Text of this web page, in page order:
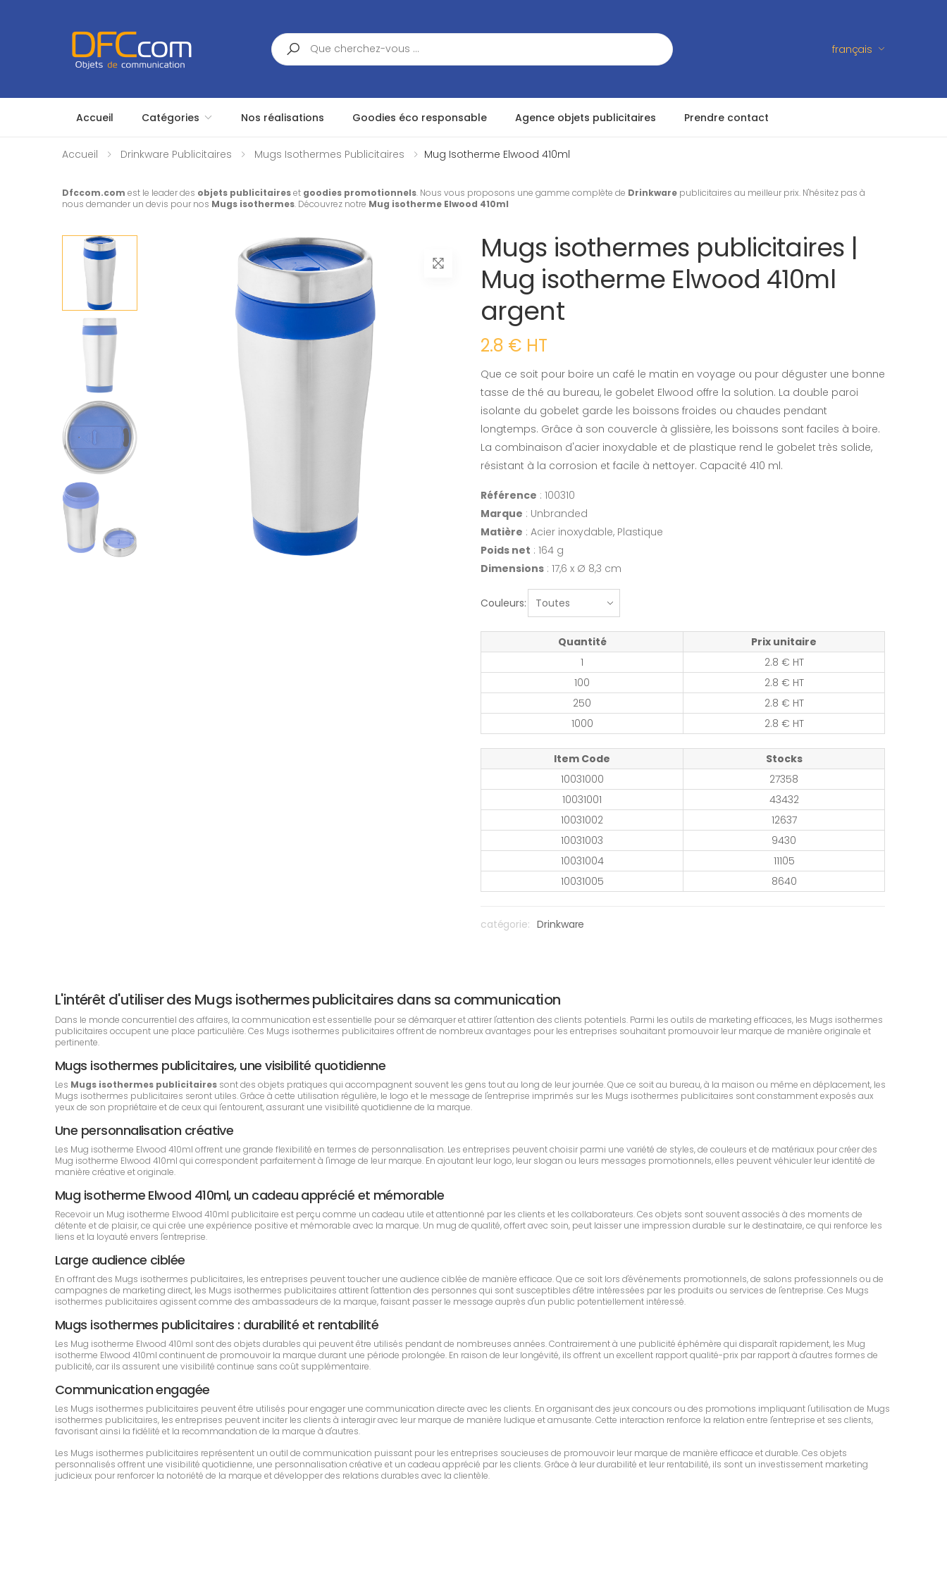
Search
français
Accueil Catégories Nos réalisations Goodies éco responsable Agence objets publicitaires Prendre contact
Accueil Drinkware Publicitaires Mugs Isothermes Publicitaires Mug Isotherme Elwood 410ml
Dfccom.com est le leader des objets publicitaireset goodies promotionnels. Nous vous proposons une gamme complète de Drinkware publicitaires au meilleur prix. N'hésitez pas à
nous demander un devis pour nos Mugs isothermes. Découvrez notre Mug isotherme Elwood 410ml
Mugs isothermes publicitaires |
Mug isotherme Elwood 410ml
argent
2.8 € HT
Que ce soit pour boire un café le matin en voyage ou pour déguster une bonne
tasse de thé au bureau, le gobelet Elwood offre la solution. La double paroi
isolante du gobelet garde les boissons froides ou chaudes pendant
longtemps. Grâce à son couvercle à glissière, les boissons sont faciles à boire.
La combinaison d'acier inoxydable et de plastique rend le gobelet très solide,
résistant à la corrosion et facile à nettoyer. Capacité 410 ml.
Référence : 100310
Marque : Unbranded
Matière : Acier inoxydable, Plastique
Poids net : 164 g
Dimensions : 17,6 x Ø 8,3 cm
Couleurs:
Quantité
Prix unitaire
1
2.8 € HT
100
2.8 € HT
250
2.8 € HT
1000
2.8 € HT
Item Code
Stocks
10031000
27358
10031001
43432
10031002
12637
10031003
9430
10031004
11105
10031005
8640
catégorie: Drinkware
L'intérêt d'utiliser des Mugs isothermes publicitaires dans sa communication
Dans le monde concurrentiel des affaires, la communication est essentielle pour se démarquer et attirer l'attention des clients potentiels. Parmi les outils de marketing efficaces, les Mugs isothermes
publicitaires occupent une place particulière. Ces Mugs isothermes publicitaires offrent de nombreux avantages pour les entreprises souhaitant promouvoir leur marque de manière originale et
pertinente.
Mugs isothermes publicitaires, une visibilité quotidienne
Les Mugs isothermes publicitaires sont des objets pratiques qui accompagnent souvent les gens tout au long de leur journée. Que ce soit au bureau, à la maison ou même en déplacement, les
Mugs isothermes publicitaires seront utiles. Grâce à cette utilisation régulière, le logo et le message de l'entreprise imprimés sur les Mugs isothermes publicitaires sont constamment exposés aux
yeux de son propriétaire et de ceux qui l'entourent, assurant une visibilité quotidienne de la marque.
Une personnalisation créative
Les Mug isotherme Elwood 410ml offrent une grande flexibilité en termes de personnalisation. Les entreprises peuvent choisir parmi une variété de styles, de couleurs et de matériaux pour créer des
Mug isotherme Elwood 410ml qui correspondent parfaitement à l'image de leur marque. En ajoutant leur logo, leur slogan ou leurs messages promotionnels, elles peuvent véhiculer leur identité de
manière créative et originale.
Mug isotherme Elwood 410ml, un cadeau apprécié et mémorable
Recevoir un Mug isotherme Elwood 410ml publicitaire est perçu comme un cadeau utile et attentionné par les clients et les collaborateurs. Ces objets sont souvent associés à des moments de
détente et de plaisir, ce qui crée une expérience positive et mémorable avec la marque. Un mug de qualité, offert avec soin, peut laisser une impression durable sur le destinataire, ce qui renforce les
liens et la loyauté envers l'entreprise.
Large audience ciblée
En offrant des Mugs isothermes publicitaires, les entreprises peuvent toucher une audience ciblée de manière efficace. Que ce soit lors d'événements promotionnels, de salons professionnels ou de
campagnes de marketing direct, les Mugs isothermes publicitaires attirent l'attention des personnes qui sont susceptibles d'être intéressées par les produits ou services de l'entreprise. Ces Mugs
isothermes publicitaires agissent comme des ambassadeurs de la marque, faisant passer le message auprès d'un public potentiellement intéressé.
Mugs isothermes publicitaires : durabilité et rentabilité
Les Mug isotherme Elwood 410ml sont des objets durables qui peuvent être utilisés pendant de nombreuses années. Contrairement à une publicité éphémère qui disparaît rapidement, les Mug
isotherme Elwood 410ml continuent de promouvoir la marque durant une période prolongée. En raison de leur longévité, ils offrent un excellent rapport qualité-prix par rapport à d'autres formes de
publicité, car ils assurent une visibilité continue sans coût supplémentaire.
Communication engagée
Les Mugs isothermes publicitaires peuvent être utilisés pour engager une communication directe avec les clients. En organisant des jeux concours ou des promotions impliquant l'utilisation de Mugs
isothermes publicitaires, les entreprises peuvent inciter les clients à interagir avec leur marque de manière ludique et amusante. Cette interaction renforce la relation entre l'entreprise et ses clients,
favorisant ainsi la fidélité et la recommandation de la marque à d'autres.
Les Mugs isothermes publicitaires représentent un outil de communication puissant pour les entreprises soucieuses de promouvoir leur marque de manière efficace et durable. Ces objets
personnalisés offrent une visibilité quotidienne, une personnalisation créative et un cadeau apprécié par les clients. Grâce à leur durabilité et leur rentabilité, ils sont un investissement marketing
judicieux pour renforcer la notoriété de la marque et développer des relations durables avec la clientèle.